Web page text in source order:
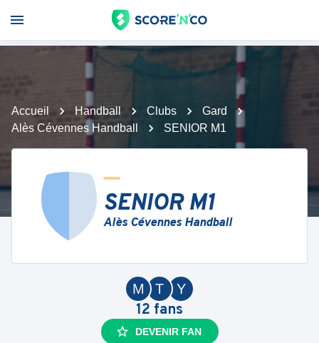
Accueil Handball Clubs
Gard
Alès Cévennes Handball
SENIOR M1
SENIOR M1
Alès Cévennes Handball
Y
T
M
12 fans
DEVENIR FAN